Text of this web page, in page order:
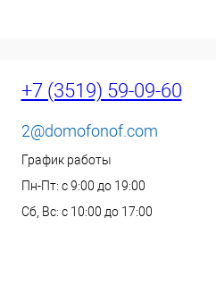
+7 (3519) 59-09-60
2@domofonof.com
График работы
Пн-Пт: с 9:00 до 19:00
Сб, Вс: с 10:00 до 17:00